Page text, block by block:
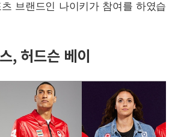
브랜드인 나이키가 참여를 하였습
, 허드슨 베이